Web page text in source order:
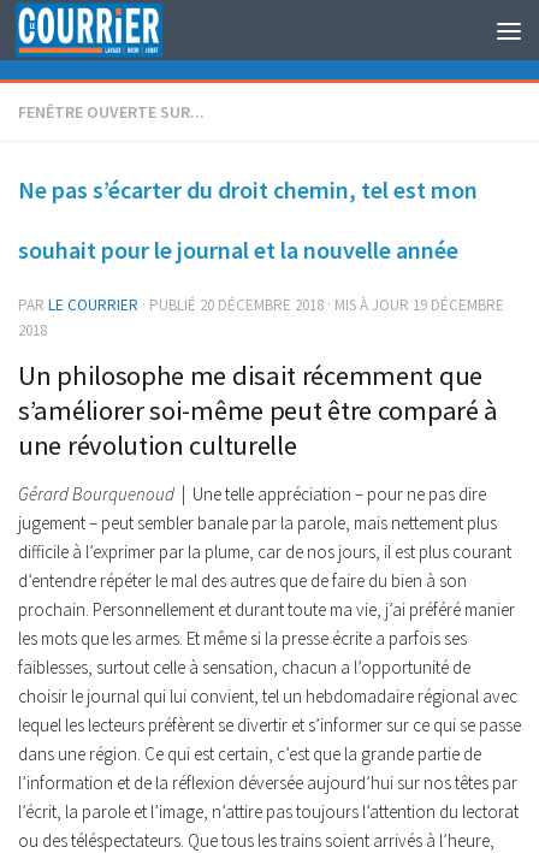
Au dessous du contenu
FENÊTRE OUVERTE SUR...
Ne pas s’écarter du droit chemin, tel est mon
souhait pour le journal et la nouvelle année
PAR LE COURRIER · PUBLIÉ 20 DÉCEMBRE 2018 · MIS À JOUR 19 DÉCEMBRE
2018
Un philosophe me disait récemment que
s’améliorer soi-même peut être comparé à
une révolution culturelle
Gérard Bourquenoud | Une telle appréciation – pour ne pas dire
jugement – peut sembler banale par la parole, mais nettement plus
difficile à l’exprimer par la plume, car de nos jours, il est plus courant
d’entendre répéter le mal des autres que de faire du bien à son
prochain. Personnellement et durant toute ma vie, j’ai préféré manier
les mots que les armes. Et même si la presse écrite a parfois ses
faiblesses, surtout celle à sensation, chacun a l’opportunité de
choisir le journal qui lui convient, tel un hebdomadaire régional avec
lequel les lecteurs préfèrent se divertir et s’informer sur ce qui se passe
dans une région. Ce qui est certain, c’est que la grande partie de
l’information et de la réflexion déversée aujourd’hui sur nos têtes par
l’écrit, la parole et l’image, n’attire pas toujours l’attention du lectorat
ou des téléspectateurs. Que tous les trains soient arrivés à l’heure,